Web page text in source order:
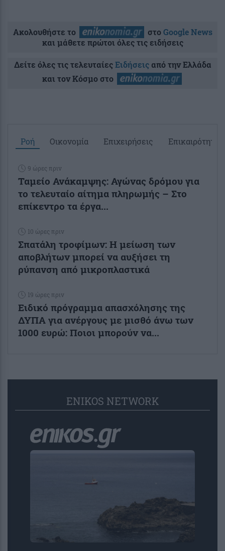
Ακολουθήστε το στοGoogle News
και μάθετε πρώτοι όλες τις ειδήσεις
Δείτε όλες τις τελευταίεςΕιδήσειςαπό την Ελλάδα
και τον Κόσμο στο
Ροή Οικονομία Επιχειρήσεις Επικαιρότητα
9 ώρες πριν
Ταμείο Ανάκαμψης: Αγώνας δρόμου για
το τελευταίο αίτημα πληρωμής – Στο
επίκεντρο τα έργα...
10 ώρες πριν
Σπατάλη τροφίμων: Η μείωση των
αποβλήτων μπορεί να αυξήσει τη
ρύπανση από μικροπλαστικά
19 ώρες πριν
Ειδικό πρόγραμμα απασχόλησης της
ΔΥΠΑ για ανέργους με μισθό άνω των
1000 ευρώ: Ποιοι μπορούν να...
ENIKOS NETWORK